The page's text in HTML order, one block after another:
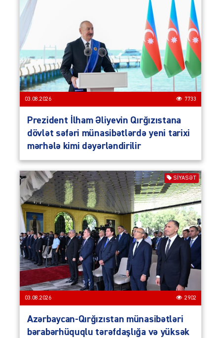
03.08.2026 7733
Prezident İlham Əliyevin Qırğızıstana
dövlət səfəri münasibətlərdə yeni tarixi
mərhələ kimi dəyərləndirilir
SIYASƏT
03.08.2026 2902
Azərbaycan-Qırğızıstan münasibətləri
bərabərhüquqlu tərəfdaşlığa və yüksək